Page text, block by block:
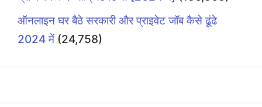
ऑनलाइन घर बैठे सरकारी और प्राइवेट जॉब कैसे ढूंढे
2024 में (24,758)